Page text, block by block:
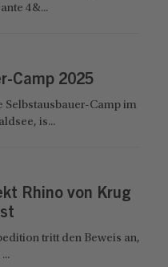
4&...
Camp 2025
Selbstausbauer-Camp im
is...
Rhino von Krug
tritt den Beweis an,